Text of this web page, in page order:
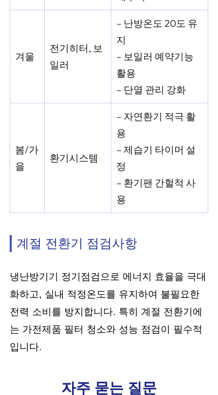
겨울
전기히터, 보
일러
– 난방온도 20도 유
지
– 보일러 예약기능
활용
– 단열 관리 강화
봄/가
을
환기시스템
– 자연환기 적극 활
용
– 제습기 타이머 설
정
– 환기팬 간헐적 사
용
계절 전환기 점검사항
냉난방기기 정기점검으로 에너지 효율을 극대
화하고, 실내 적정온도를 유지하여 불필요한
전력 소비를 방지합니다. 특히 계절 전환기에
는 가전제품 필터 청소와 성능 점검이 필수적
입니다.
자주 묻는 질문